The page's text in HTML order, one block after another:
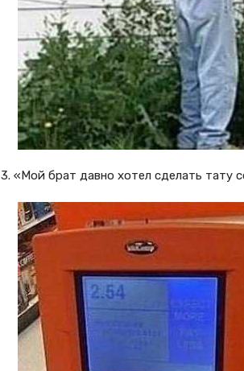
3. «Мой брат давно хотел сделать тату